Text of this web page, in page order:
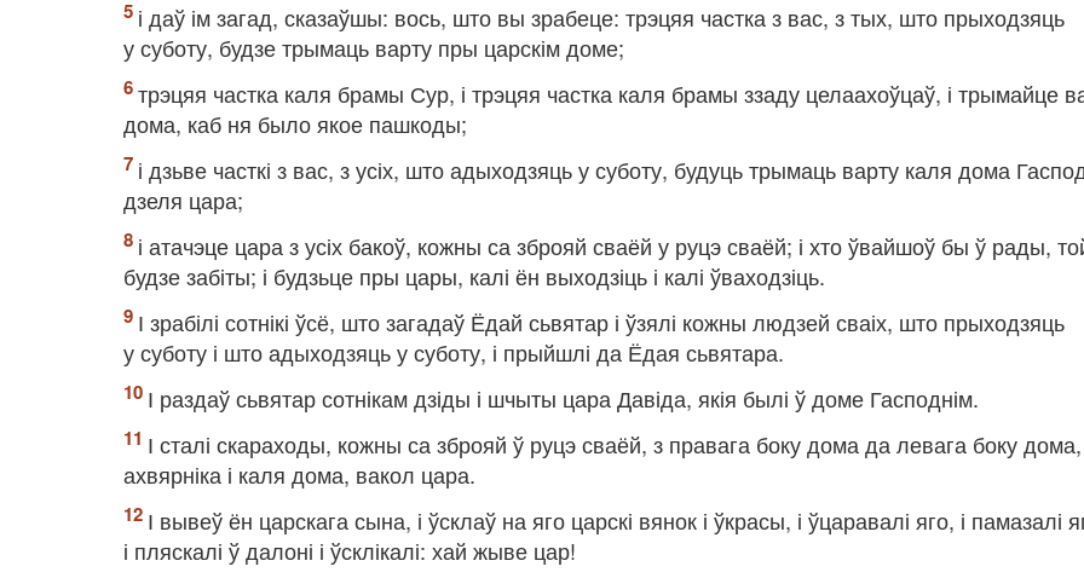
і даў ім загад, сказаўшы: вось, што вы зрабеце: трэцяя частка з вас, з тых, што прыходзяць
у суботу, будзе трымаць варту пры царскім доме;
трэцяя частка каля брамы Сур, і трэцяя частка каля брамы ззаду целаахоўцаў, і трымайце
дома, каб ня было якое пашкоды;
і дзьве часткі з вас, з усіх, што адыходзяць у суботу, будуць трымаць варту каля дома
дзеля цара;
і атачэце цара з усіх бакоў, кожны са зброяй сваёй у руцэ сваёй; і хто ўвайшоў бы ў рады,
будзе забіты; і будзьце пры цары, калі ён выходзіць і калі ўваходзіць.
І зрабілі сотнікі ўсё, што загадаў Ёдай сьвятар і ўзялі кожны людзей сваіх, што прыходзяць
у суботу і што адыходзяць у суботу, і прыйшлі да Ёдая сьвятара.
І раздаў сьвятар сотнікам дзіды і шчыты цара Давіда, якія былі ў доме Гасподнім.
І сталі скараходы, кожны са зброяй ў руцэ сваёй, з правага боку дома да левага боку
ахвярніка і каля дома, вакол цара.
І вывеў ён царскага сына, і ўсклаў на яго царскі вянок і ўкрасы, і ўцаравалі яго, і памазалі
і пляскалі ў далоні і ўсклікалі: хай жыве цар!